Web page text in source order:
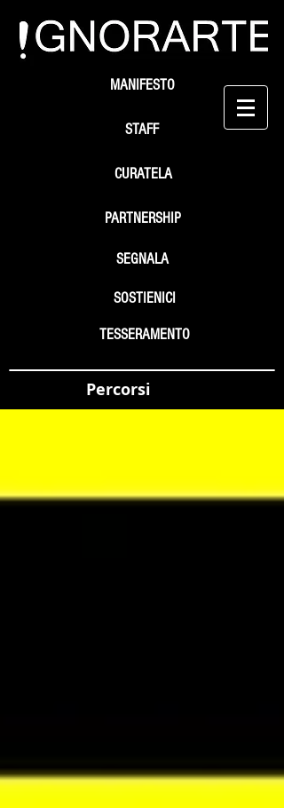
STAFF
SEGNALA
SOSTIENICI
MANIFESTO
PARTNERSHIP
TESSERAMENTO
CURATELA
Percorsi